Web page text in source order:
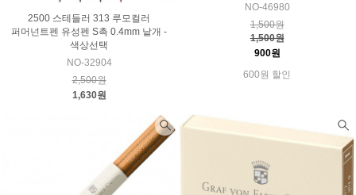
2500 스테들러 313 루모컬러
퍼머넌트펜 유성펜 S촉 0.4mm 낱개 -
색상선택
NO-32904
2,500원
1,630원
NO-46980
1,500원
1,500원
900원
600원 할인